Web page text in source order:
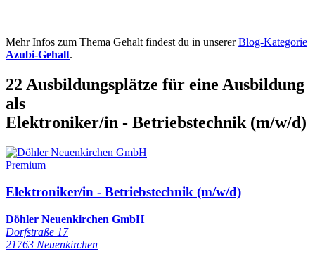
Mehr Infos zum Thema Gehalt findest du in unsererBlog-Kategorie
Azubi-Gehalt.
22 Ausbildungsplätze für eine Ausbildung
als
Elektroniker/in - Betriebstechnik (m/w/d)
Premium
Elektroniker/in - Betriebstechnik (m/w/d)
Döhler Neuenkirchen GmbH
Dorfstraße 17
21763 Neuenkirchen